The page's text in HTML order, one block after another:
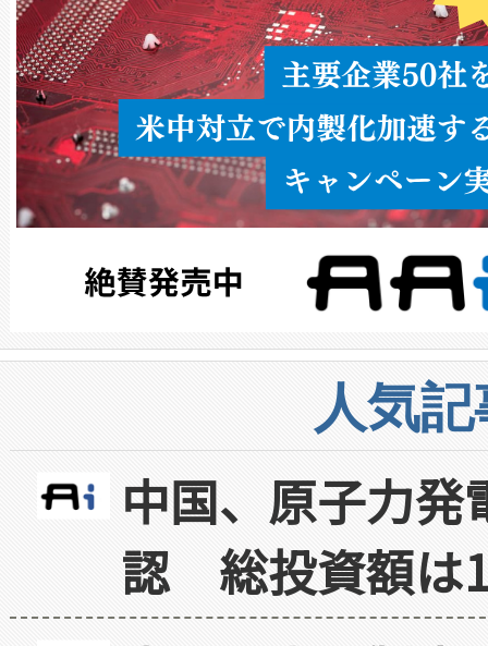
人気
中国、原子力
認 総投資額は